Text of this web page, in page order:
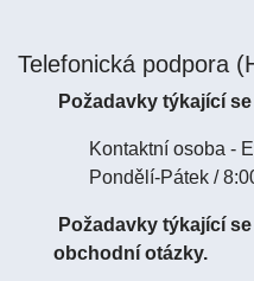
Telefonická podpora
Požadavky týkající
Kontaktní osoba -
Pondělí-Pátek /
Požadavky týkající
obchodní otázky.